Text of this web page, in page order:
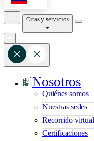
Citas y servicios
Nosotros
Quiénes somos
Nuestras sedes
Recorrido virtual
Certificaciones